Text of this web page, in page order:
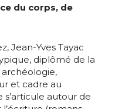
du corps, de
Jean-Yves Tayac
diplômé de la
archéologie,
et cadre au
s’articule autour de